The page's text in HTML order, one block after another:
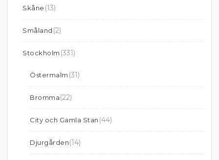
Skåne (13)
Småland (2)
Stockholm (331)
Östermalm (31)
Bromma(22)
City och Gamla Stan (44)
Djurgården(14)